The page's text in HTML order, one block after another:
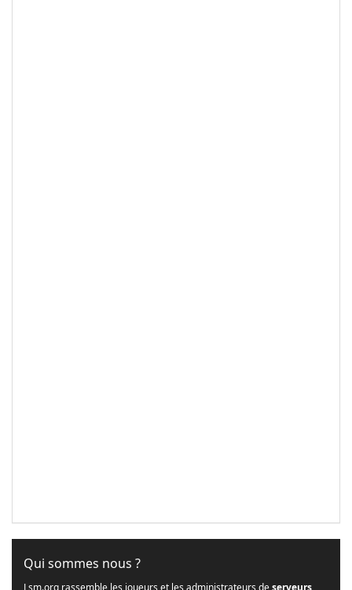
Qui sommes nous ?
Lsm.org rassemble les joueurs et les administrateurs deserveurs